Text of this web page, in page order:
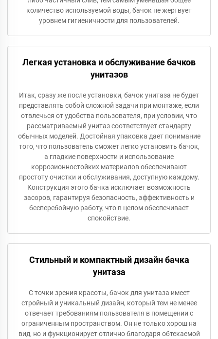
количество используемой воды, бачок не жертвует
уровнем гигиеничности для пользователей.
Легкая установка и обслуживание бачков
унитазов
Итак, сразу же после установки, бачок унитаза не будет
представлять собой сложной задачи при монтаже, если
отвлечься от удобства пользователя, при условии, что
рассматриваемый унитаз соответствует стандарту
обычных моделей. Достойная упаковка дает понимание
того, что пользователь сможет легко установить бачок,
а гладкие поверхности и использование
коррозионностойких материалов обеспечивают
простоту очистки и обслуживания, доступную каждому.
Конструкция этого бачка исключает возможность
засоров, гарантируя безопасность, эффективность и
бесперебойную работу, что в целом обеспечивает
спокойствие.
Стильный и компактный дизайн бачка
унитаза
С точки зрения красоты, бачок для унитаза имеет
стройный и уникальный дизайн, который тем не менее
отвечает требованиям пользователя в помещении с
ограниченным пространством. Он не только хорош на
вид, но и функционирует отлично благодаря обтекаемой